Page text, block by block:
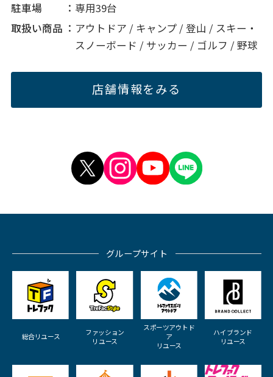
駐車場
専用39台
取扱い商品
アウトドア / キャンプ / 登山 / スキー・
スノーボード / サッカー / ゴルフ / 野球
店舗情報をみる
グループサイト
総合リユース
ファッション
リユース
スポーツアウトド
ア
リユース
ハイブランド
リユース